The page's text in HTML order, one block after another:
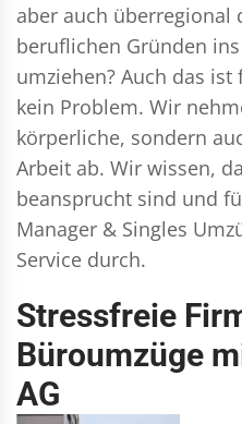
aber auch überregional
beruflichen Gründen
umziehen? Auch das
kein Problem. Wir
körperliche, sondern
Arbeit ab. Wir wissen,
beansprucht sind und
Manager & Singles
Service durch.
Stressfreie
Büroumzüge
AG